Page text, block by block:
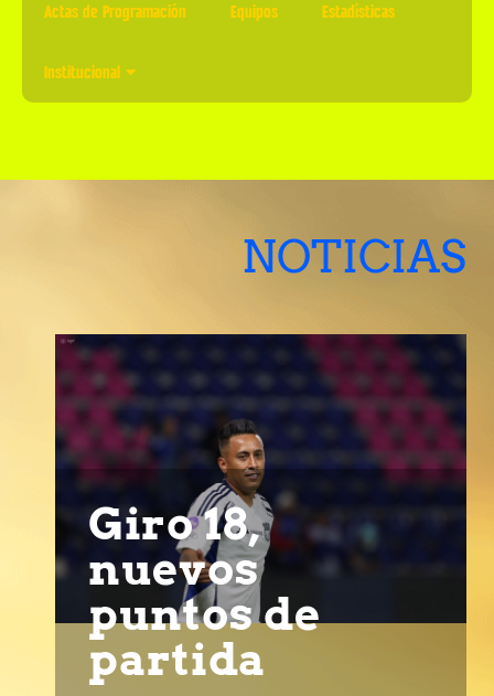
Actas de Programación Equipos Estadísticas
Institucional
NOTICIAS
Giro 18,
nuevos
puntos de
partida